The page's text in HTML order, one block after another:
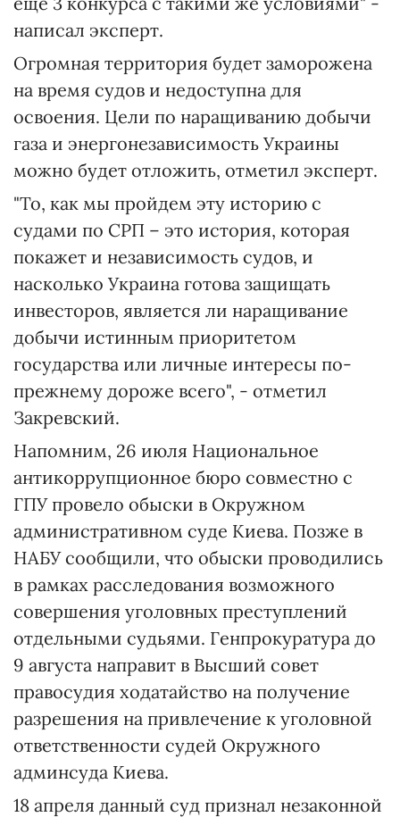
написал эксперт.
Огромная территория будет заморожена
на время судов и недоступна для
освоения. Цели по наращиванию добычи
газа и энергонезависимость Украины
можно будет отложить, отметил эксперт.
"То, как мы пройдем эту историю с
судами по СРП – это история, которая
покажет и независимость судов, и
насколько Украина готова защищать
инвесторов, является ли наращивание
добычи истинным приоритетом
государства или личные интересы по-
прежнему дороже всего", - отметил
Закревский.
Напомним, 26 июля Национальное
антикоррупционное бюро совместно с
ГПУ провело обыски в Окружном
административном суде Киева. Позже в
НАБУ сообщили, что обыски проводились
в рамках расследования возможного
совершения уголовных преступлений
отдельными судьями. Генпрокуратура до
9 августа направит в Высший совет
правосудия ходатайство на получение
разрешения на привлечение к уголовной
ответственности судей Окружного
админсуда Киева.
18 апреля данный суд признал незаконной